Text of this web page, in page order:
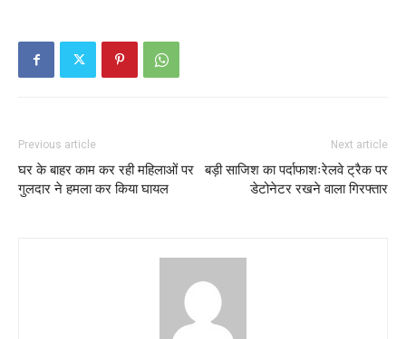
Previous article
घर के बाहर काम कर रही महिलाओं पर
गुलदार ने हमला कर किया घायल
Next article
बड़ी साजिश का पर्दाफाशःरेलवे ट्रैक पर
डेटोनेटर रखने वाला गिरफ्तार